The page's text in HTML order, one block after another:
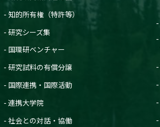
知的所有権（特許等）
研究シーズ集
国環研ベンチャー
研究試料の有償分譲
国際連携・国際活動
連携大学院
社会との対話・協働